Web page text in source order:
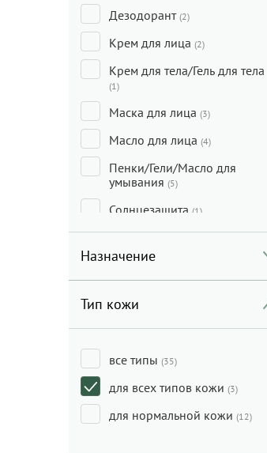
Дезодорант (2)
Крем для лица (2)
Крем для тела/Гель для тела
(1)
Маска для лица (3)
Масло для лица (4)
Пенки/Гели/Масло для
умывания (5)
Солнцезащита (1)
Сыворотка для лица
Тональные средства/
Консилеры/Праймеры(1)
Уход за кожей вокруг глаз
Назначение
Тип кожи
все типы (35)
для всех типов кожи (3)
для нормальной кожи (12)